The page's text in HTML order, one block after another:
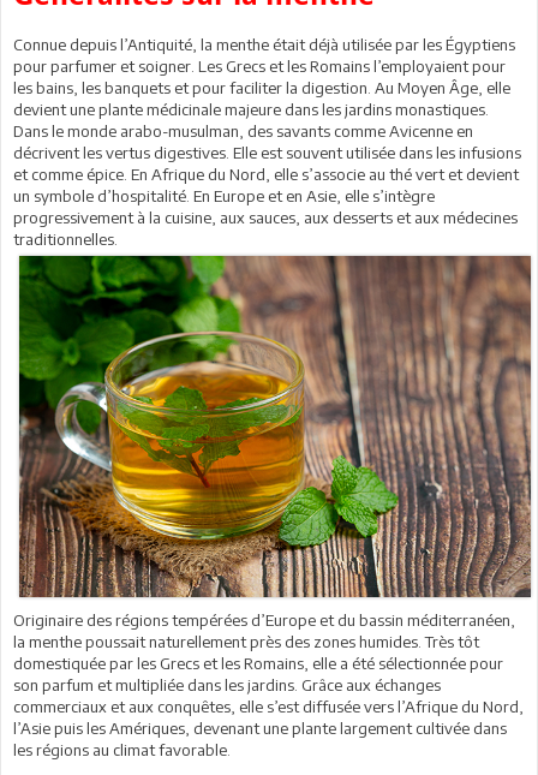
Connue depuis l’Antiquité, la menthe était déjà utilisée par les Égyptiens
pour parfumer et soigner. Les Grecs et les Romains l’employaient pour
les bains, les banquets et pour faciliter la digestion. Au Moyen Âge, elle
devient une plante médicinale majeure dans les jardins monastiques.
Dans le monde arabo-musulman, des savants comme Avicenne en
décrivent les vertus digestives. Elle est souvent utilisée dans les infusions
et comme épice. En Afrique du Nord, elle s’associe au thé vert et devient
un symbole d’hospitalité. En Europe et en Asie, elle s’intègre
progressivement à la cuisine, aux sauces, aux desserts et aux médecines
traditionnelles.
Originaire des régions tempérées d’Europe et du bassin méditerranéen,
la menthe poussait naturellement près des zones humides. Très tôt
domestiquée par les Grecs et les Romains, elle a été sélectionnée pour
son parfum et multipliée dans les jardins. Grâce aux échanges
commerciaux et aux conquêtes, elle s’est diffusée vers l’Afrique du Nord,
l’Asie puis les Amériques, devenant une plante largement cultivée dans
les régions au climat favorable.